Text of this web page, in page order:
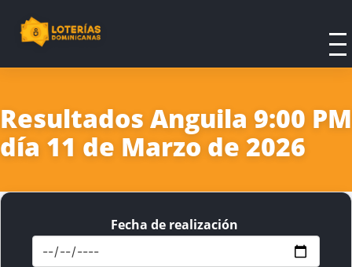
Resultados Anguila 9:00 PM
día 11 de Marzo de 2026
Fecha de realización